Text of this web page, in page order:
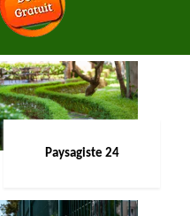
Paysagiste 24